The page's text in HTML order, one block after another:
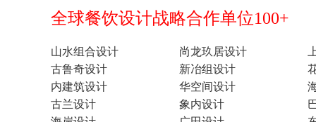
全球餐饮设计战略合作单位100+
山水组合设计 尚龙玖居设计
古鲁奇设计
新冶组设计
内建筑设计
华空间设计
古兰设计
象内设计